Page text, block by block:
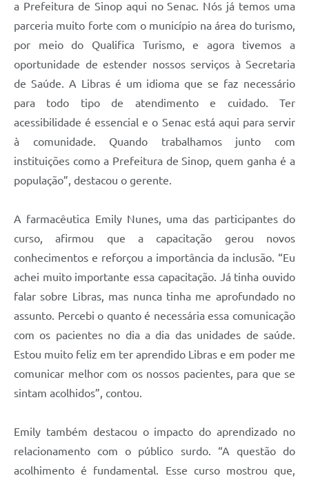
a Prefeitura de Sinop aqui no Senac. Nós já temos uma
parceria muito forte com o município na área do turismo,
por meio do Qualifica Turismo, e agora tivemos a
oportunidade de estender nossos serviços à Secretaria
de Saúde. A Libras é um idioma que se faz necessário
para todo tipo de atendimento e cuidado. Ter
acessibilidade é essencial e o Senac está aqui para servir
à comunidade. Quando trabalhamos junto com
instituições como a Prefeitura de Sinop, quem ganha é a
população”, destacou o gerente.
A farmacêutica Emily Nunes, uma das participantes do
curso, afirmou que a capacitação gerou novos
conhecimentos e reforçou a importância da inclusão. “Eu
achei muito importante essa capacitação. Já tinha ouvido
falar sobre Libras, mas nunca tinha me aprofundado no
assunto. Percebi o quanto é necessária essa comunicação
com os pacientes no dia a dia das unidades de saúde.
Estou muito feliz em ter aprendido Libras e em poder me
comunicar melhor com os nossos pacientes, para que se
sintam acolhidos”, contou.
Emily também destacou o impacto do aprendizado no
relacionamento com o público surdo. “A questão do
acolhimento é fundamental. Esse curso mostrou que,